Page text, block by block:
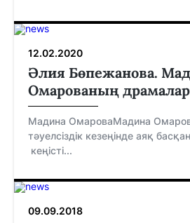
12.02.2020
Әлия Бөпежанова.
Омарованың
Мадина ОмароваМадина
тәуелсіздік кезеңінде аяқ
кеңісті...
09.09.2018